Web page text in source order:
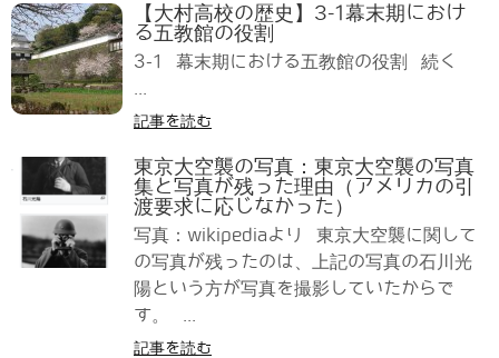
【大村高校の歴史】3-1幕末期におけ
る五教館の役割
3-1 幕末期における五教館の役割 続く
記事を読む
東京大空襲の写真：東京大空襲の写真
集と写真が残った理由（アメリカの引
渡要求に応じなかった）
写真：wikipediaより 東京大空襲に関して
の写真が残ったのは、上記の写真の石川光
陽という方が写真を撮影していたからで
す。 ...
記事を読む